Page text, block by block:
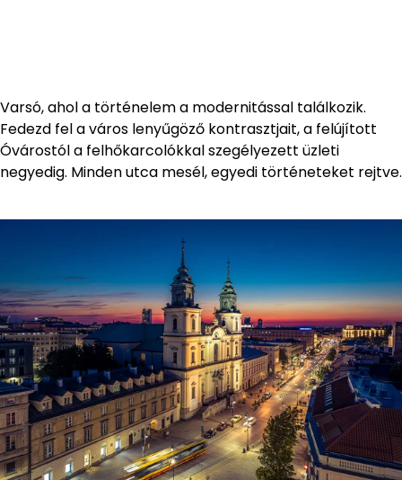
Varsó, ahol a történelem a modernitással találkozik.
Fedezd fel a város lenyűgöző kontrasztjait, a felújított
Óvárostól a felhőkarcolókkal szegélyezett üzleti
negyedig. Minden utca mesél, egyedi történeteket rejtve.